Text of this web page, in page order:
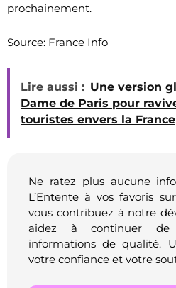
prochainement.
Source: France Info
Lire aussi : Une version
Dame de Paris pour
touristes envers la France
Ne ratez plus aucune
L’Entente à vos favoris
vous contribuez à notre
aidez à continuer
informations de qualité.
votre confiance et votre